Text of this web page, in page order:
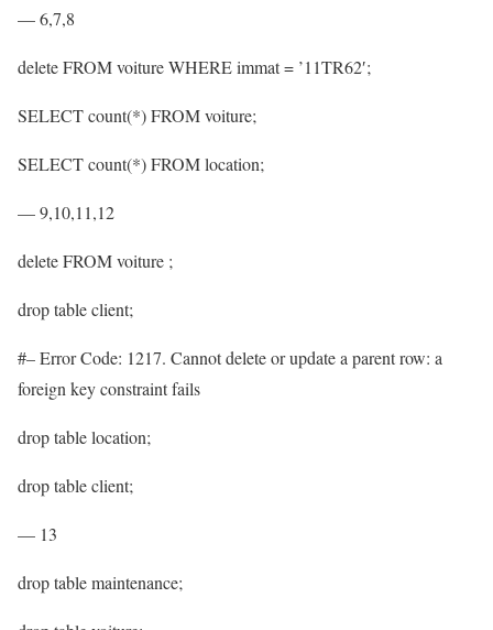
— 6,7,8
delete FROM voiture WHERE immat = ’11TR62′;
SELECT count(*) FROM voiture;
SELECT count(*) FROM location;
— 9,10,11,12
delete FROM voiture ;
drop table client;
#– Error Code: 1217. Cannot delete or update a parent row: a
foreign key constraint fails
drop table location;
drop table client;
— 13
drop table maintenance;